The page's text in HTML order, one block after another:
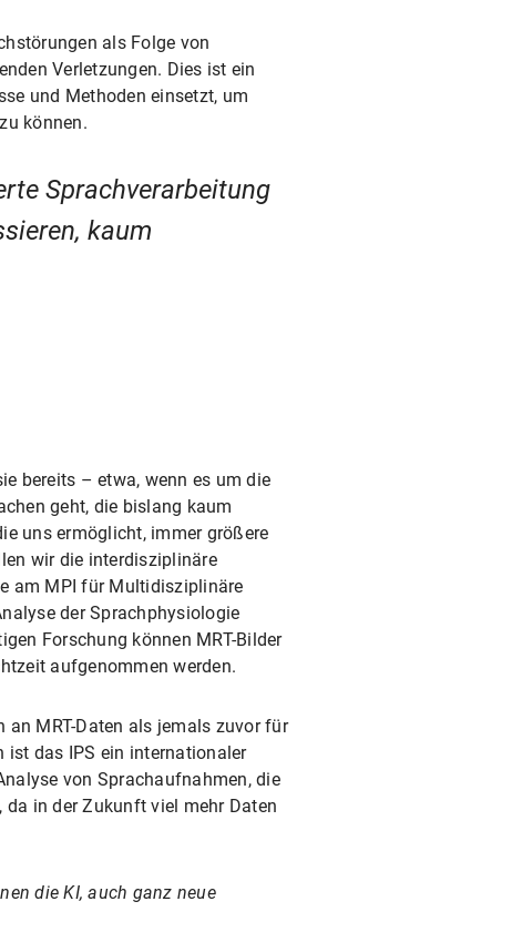
als Folge von
Verletzungen. Dies ist ein
und Methoden einsetzt, um
können.
Sprachverarbeitung
kaum
bereits – etwa, wenn es um die
geht, die bislang kaum
uns ermöglicht, immer größere
wir die interdisziplinäre
am MPI für Multidisziplinäre
der Sprachphysiologie
Forschung können MRT-Bilder
aufgenommen werden.
MRT-Daten als jemals zuvor für
ist das IPS ein internationaler
von Sprachaufnahmen, die
da in der Zukunft viel mehr Daten
die KI, auch ganz neue